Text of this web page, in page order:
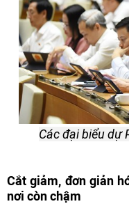
Các đại biểu dự
Cắt giảm, đơn giản
nơi còn chậm